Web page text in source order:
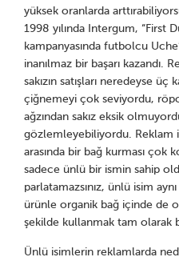
yüksek oranlarda
1998 yılında Intergum, “First
kampanyasında futbolcu
inanılmaz bir başarı kazandı.
sakızın satışları neredeyse üç
çiğnemeyi çok seviyordu,
ağzından sakız eksik
gözlemleyebiliyordu. Reklam
arasında bir bağ kurması çok
sadece ünlü bir ismin sahip
parlatamazsınız, ünlü isim
ürünle organik bağ içinde de
şekilde kullanmak tam olarak
Ünlü isimlerin reklamlarda